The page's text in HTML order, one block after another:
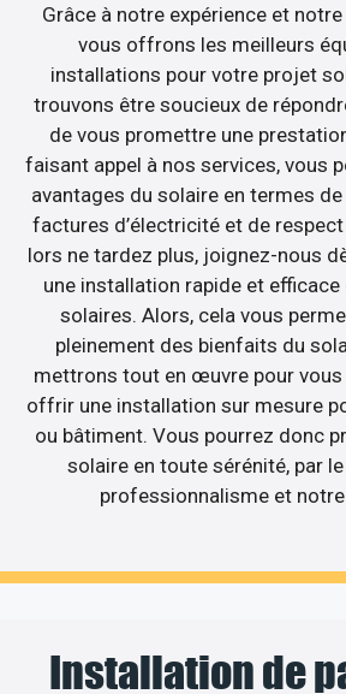
Grâce à notre expérience et
vous offrons les meilleurs
installations pour votre projet
trouvons être soucieux de
de vous promettre une
faisant appel à nos services, vous
avantages du solaire en termes
factures d’électricité et de respect
lors ne tardez plus, joignez-nous
une installation rapide et efficace
solaires. Alors, cela vous
pleinement des bienfaits du
mettrons tout en œuvre pour
offrir une installation sur mesure
ou bâtiment. Vous pourrez donc
solaire en toute sérénité, par
professionnalisme et
Installation de